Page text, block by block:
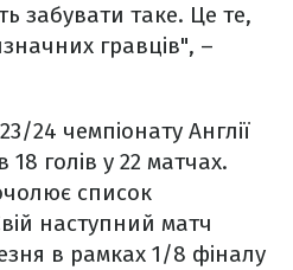
забувати таке. Це те,
гравців", –
24 чемпіонату Англії
голів у 22 матчах.
список
наступний матч
в рамках 1/8 фіналу